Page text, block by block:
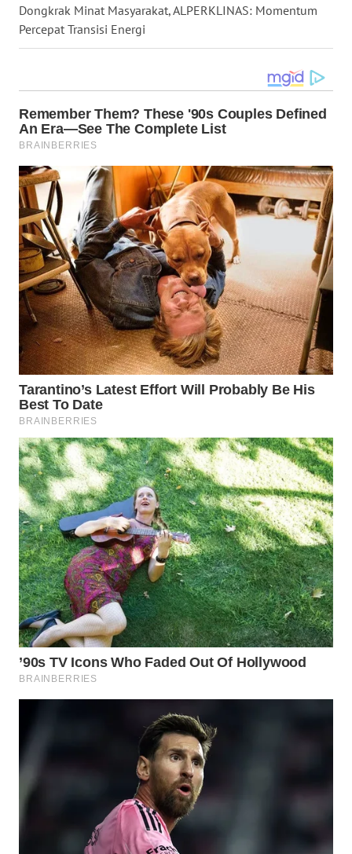
Dongkrak Minat Masyarakat, ALPERKLINAS: Momentum
Percepat Transisi Energi
LABUHANBATU
TAPANULI
TENGAH
WN DELI
SERDANG
WN
TEBING
TINGGI
WN
PAKPAK
WN
KARAWANG
WN
BEKASI
WN
BOGOR
WN
DEPOK
WN
TAPANULI